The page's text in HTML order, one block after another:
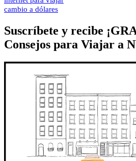
cambio a dólares
Suscríbete y recibe
Consejos para Viajar a